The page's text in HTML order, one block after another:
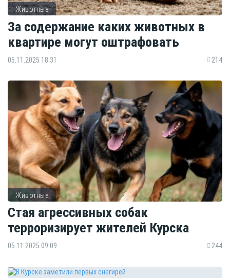
Животные
За содержание каких животных в
квартире могут оштрафовать
05.11.2025 18:31 214
Животные
Стая агрессивных собак
терроризирует жителей Курска
05.11.2025 09:09 244